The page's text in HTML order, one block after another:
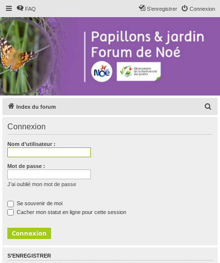
FAQ Connexion
S’enregistrer
Index du forum
Connexion
Nom d’utilisateur :
Mot de passe :
J’ai oublié mon mot de passe
Se souvenir de moi
Cacher mon statut en ligne pour cette session
S’ENREGISTRER